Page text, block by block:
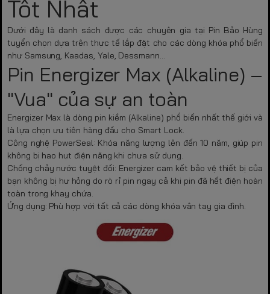
Tốt Nhất
Dưới đây là danh sách được các chuyên gia tại Pin Bảo Hùng
tuyển chọn dựa trên thực tế lắp đặt cho các dòng khóa phổ biến
như Samsung, Kaadas, Yale, Dessmann...
Pin Energizer Max (Alkaline) –
"Vua" của sự an toàn
Energizer Max là dòng pin kiềm (Alkaline) phổ biến nhất thế giới và
là lựa chọn ưu tiên hàng đầu cho Smart Lock.
Công nghệ PowerSeal: Khóa năng lượng lên đến 10 năm, giúp pin
không bị hao hụt điện năng khi chưa sử dụng.
Chống chảy nước tuyệt đối: Energizer cam kết bảo vệ thiết bị của
bạn không bị hư hỏng do rò rỉ pin ngay cả khi pin đã hết điện hoàn
toàn trong khay chứa.
Ứng dụng: Phù hợp với tất cả các dòng khóa vân tay gia đình.